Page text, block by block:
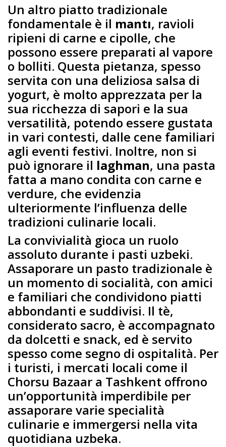
Un altro piatto tradizionale
fondamentale è il mantı, ravioli
ripieni di carne e cipolle, che
possono essere preparati al vapore
o bolliti. Questa pietanza, spesso
servita con una deliziosa salsa di
yogurt, è molto apprezzata per la
sua ricchezza di sapori e la sua
versatilità, potendo essere gustata
in vari contesti, dalle cene familiari
agli eventi festivi. Inoltre, non si
può ignorare il laghman, una pasta
fatta a mano condita con carne e
verdure, che evidenzia
ulteriormente l’influenza delle
tradizioni culinarie locali.
La convivialità gioca un ruolo
assoluto durante i pasti uzbeki.
Assaporare un pasto tradizionale è
un momento di socialità, con amici
e familiari che condividono piatti
abbondanti e suddivisi. Il tè,
considerato sacro, è accompagnato
da dolcetti e snack, ed è servito
spesso come segno di ospitalità. Per
i turisti, i mercati locali come il
Chorsu Bazaar a Tashkent offrono
un’opportunità imperdibile per
assaporare varie specialità
culinarie e immergersi nella vita
quotidiana uzbeka.